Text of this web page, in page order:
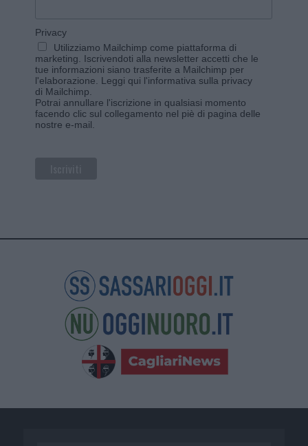
Privacy
Utilizziamo Mailchimp come piattaforma di
marketing. Iscrivendoti alla newsletter accetti che le
tue informazioni siano trasferite a Mailchimp per
l'elaborazione. Leggi qui l'informativa sulla privacy
di Mailchimp
Potrai annullare l'iscrizione in qualsiasi momento
facendo clic sul collegamento nel piè di pagina delle
nostre e-mail.